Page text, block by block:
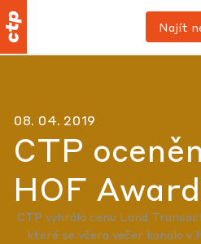
Najít
08. 04. 2019
CTP
HOF
CTP vyhrálo cenu Land
které se včera večer konalo